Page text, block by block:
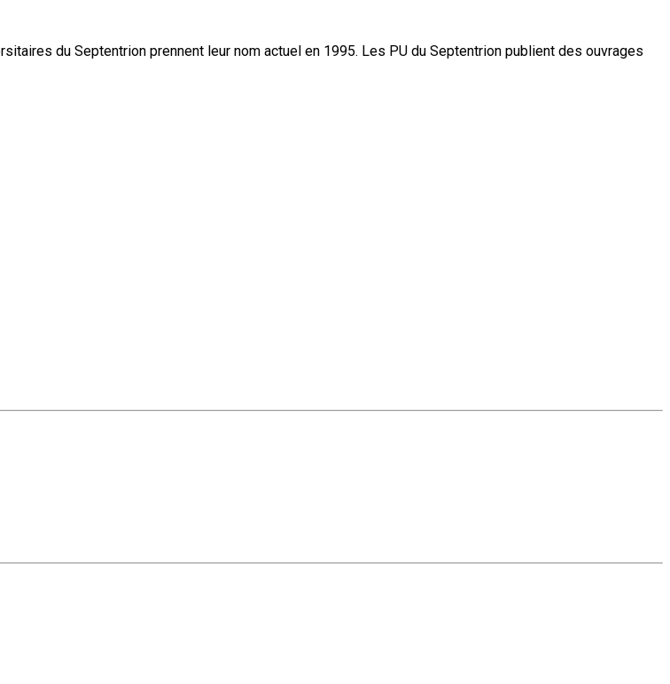
du Septentrion prennent leur nom actuel en 1995. Les PU du Septentrion publient des ouvrages